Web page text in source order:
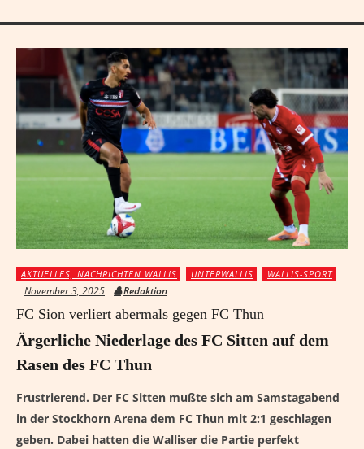
AKTUELLES, NACHRICHTEN WALLIS UNTERWALLIS WALLIS-SPORT
November 3, 2025 Redaktion
FC Sion verliert abermals gegen FC Thun
Ärgerliche Niederlage des FC Sitten auf dem
Rasen des FC Thun
Frustrierend. Der FC Sitten mußte sich am Samstagabend
in der Stockhorn Arena dem FC Thun mit 2:1 geschlagen
geben. Dabei hatten die Walliser die Partie perfekt